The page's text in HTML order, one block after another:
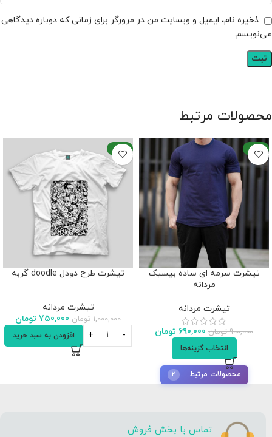
ذخیره نام، ایمیل و وبسایت من در مرورگر برای زمانی که دوباره دیدگاهی
می‌نویسم.
محصولات مرتبط
-23%
تیشرت سرمه ای ساده بیسیک
مردانه
تیشرت مردانه
900,000 تومان 690,000 تومان
انتخاب گزینه‌ها
محصولات مرتبط : 2
-25%
تیشرت طرح دودل doodle گربه
تیشرت مردانه
1,000,000 تومان 750,000 تومان
افزودن به سبد خرید
تماس با بخش فروش